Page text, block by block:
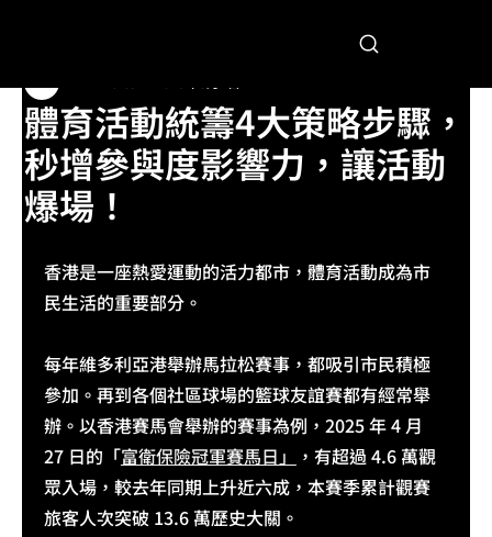
體育活動統籌4大策略步驟，
秒增參與度影響力，讓活動
爆場！
香港是一座熱愛運動的活力都市，體育活動成為市
民生活的重要部分。
每年維多利亞港舉辦馬拉松賽事，都吸引市民積極
參加。再到各個社區球場的籃球友誼賽都有經常舉
辦。以香港賽馬會舉辦的賽事為例，2025 年 4 月
27 日的「富衛保險冠軍賽馬日」
，有超過 4.6 萬觀
眾入場，較去年同期上升近六成，本賽季累計觀賽
旅客人次突破 13.6 萬歷史大關。